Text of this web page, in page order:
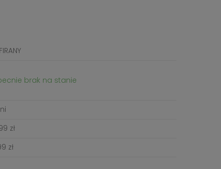
brak na stanie
zł
zł